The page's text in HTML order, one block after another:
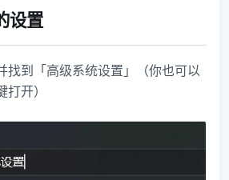
设置
找到「高级系统设置」（你也可以
开）